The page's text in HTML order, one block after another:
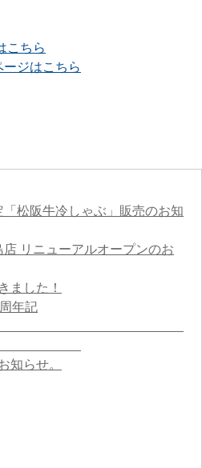
こちら
ジはこちら
「松阪牛冷しゃぶ」販売のお知
店 リニューアルオープンのお
ました！
年記
知らせ。